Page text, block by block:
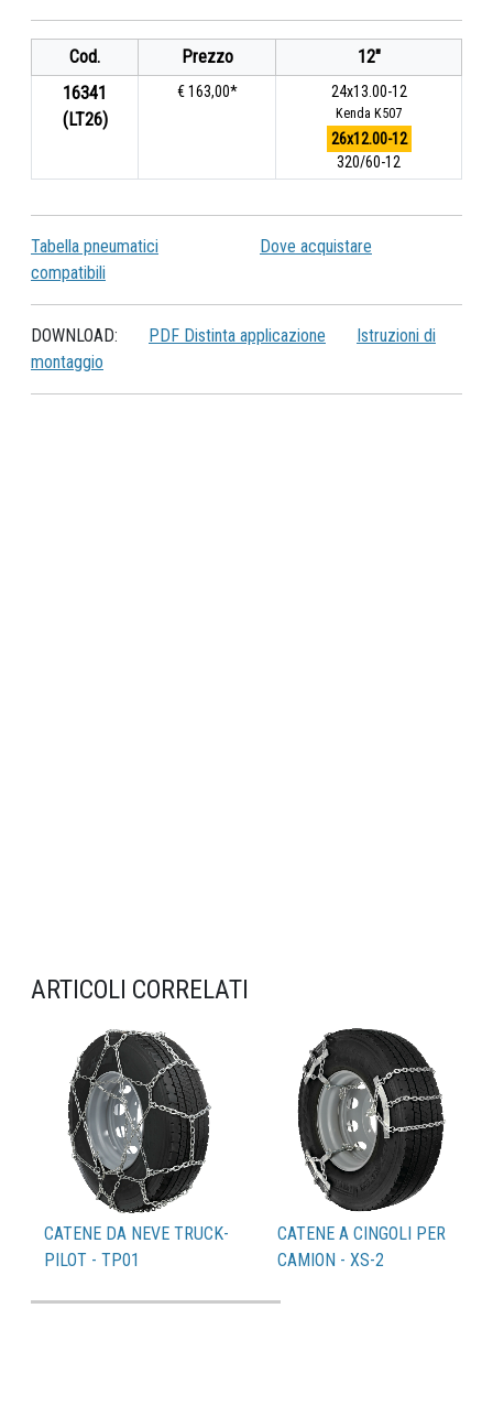
Cod. Prezzo
12"
16341
(LT26)
€ 163,00* 24x13.00-12
Kenda K507
26x12.00-12
320/60-12
Tabella pneumatici
compatibili
Dove acquistare
DOWNLOAD: PDF Distinta applicazione
Istruzioni di
montaggio
ARTICOLI CORRELATI
CATENE DA NEVE TRUCK-
PILOT - TP01
CATENE A CINGOLI PER
CAMION - XS-2